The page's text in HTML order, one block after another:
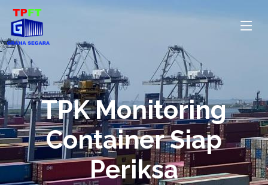
TPK Monitoring
Container Siap
Periksa